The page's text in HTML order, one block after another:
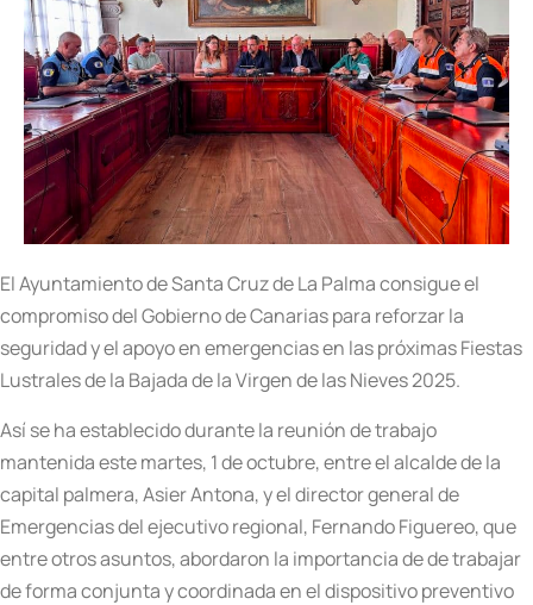
El Ayuntamiento de Santa Cruz de La Palma consigue el
compromiso del Gobierno de Canarias para reforzar la
seguridad y el apoyo en emergencias en las próximas Fiestas
Lustrales de la Bajada de la Virgen de las Nieves 2025.
Así se ha establecido durante la reunión de trabajo
mantenida este martes, 1 de octubre, entre el alcalde de la
capital palmera, Asier Antona, y el director general de
Emergencias del ejecutivo regional, Fernando Figuereo, que
entre otros asuntos, abordaron la importancia de de trabajar
de forma conjunta y coordinada en el dispositivo preventivo